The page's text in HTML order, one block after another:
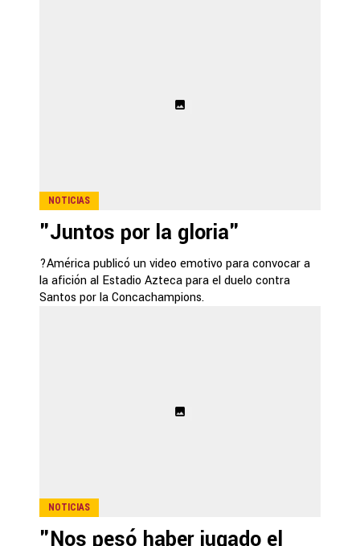
NOTICIAS
"Juntos por la gloria"
?América publicó un video emotivo para convocar a
la afición al Estadio Azteca para el duelo contra
Santos por la Concachampions.
NOTICIAS
"Nos pesó haber jugado el